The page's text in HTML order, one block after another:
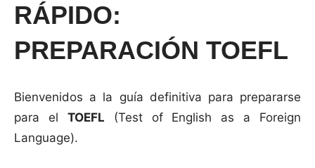
RÁPIDO:
PREPARACIÓN TOEFL
Bienvenidos a la guía definitiva para prepararse
para el TOEFL (Test of English as a Foreign
Language).